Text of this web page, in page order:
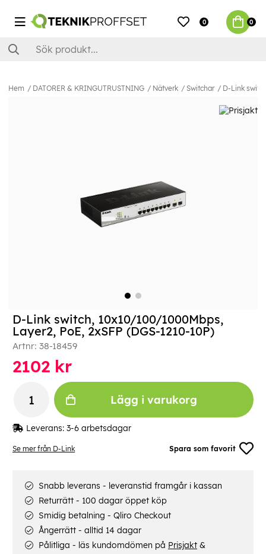
0 0
Hem DATORER & KRINGUTRUSTNING Nätverk Switchar D-Link
Se mer från D-Link Spara som favorit
D-Link switch, 10x10/100/1000Mbps,
Layer2, PoE, 2xSFP (DGS-1210-10P)
Artnr: 38-18459
2102 kr
Lägg i varukorg
Leverans: 3-6 arbetsdagar
Snabb leverans - leveranstid framgår i kassan
Returrätt - 100 dagar öppet köp
Smidig betalning - Qliro Checkout
Ångerrätt - alltid 14 dagar
Pålitliga - läs kundomdömen på Prisjakt &